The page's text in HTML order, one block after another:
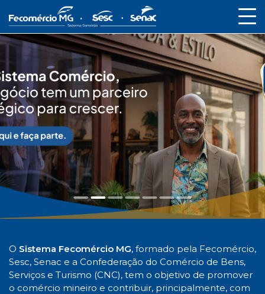
O Sistema Fecomércio MG, formado pela Fecomércio,
Sesc, Senac e a Confederação do Comércio de Bens,
Serviços e Turismo (CNC), tem o objetivo de promover
o comércio mineiro e contribuir, principalmente, com